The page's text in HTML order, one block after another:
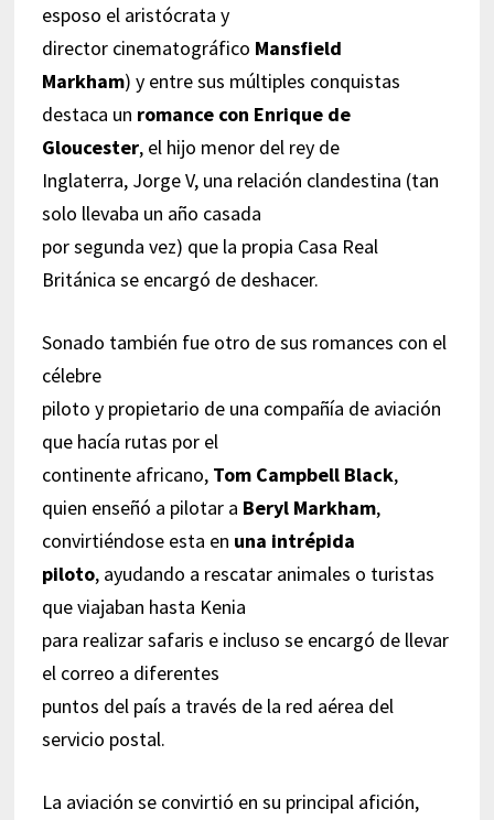
esposo el aristócrata y
director cinematográfico Mansfield
Markham) y entre sus múltiples conquistas
destaca un romance con Enrique de
Gloucester, el hijo menor del rey de
Inglaterra, Jorge V, una relación clandestina (tan
solo llevaba un año casada
por segunda vez) que la propia Casa Real
Británica se encargó de deshacer.
Sonado también fue otro de sus romances con el
célebre
piloto y propietario de una compañía de aviación
que hacía rutas por el
continente africano, Tom Campbell Black,
quien enseñó a pilotar a Beryl Markham,
convirtiéndose esta en una intrépida
piloto, ayudando a rescatar animales o turistas
que viajaban hasta Kenia
para realizar safaris e incluso se encargó de llevar
el correo a diferentes
puntos del país a través de la red aérea del
servicio postal.
La aviación se convirtió en su principal afición,